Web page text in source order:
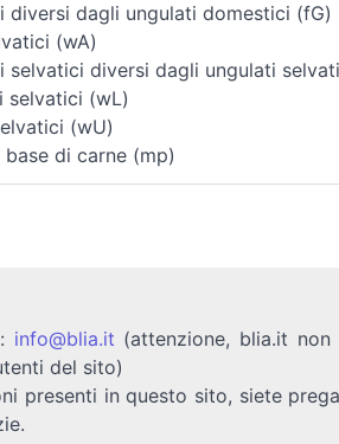
diversi dagli ungulati domestici (fG)
(wA)
selvatici diversi dagli ungulati
selvatici (wL)
(wU)
di carne (mp)
info@blia.it (attenzione, blia.it
del sito)
presenti in questo sito, siete